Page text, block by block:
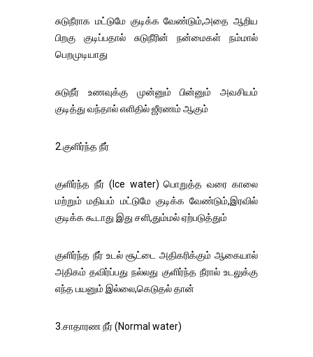
சுடுநீராக மட்டுமே குடிக்க வேண்டும்,அதை ஆறிய
பிறகு குடிப்பதால் சுடுநீரின் நன்மைகள் நம்மால்
பெறமுடியாது
சுடுநீர் உணவுக்கு முன்னும் பின்னும் அவசியம்
குடித்து வந்தால் எளிதில் ஜீரணம் ஆகும்
2.குளிர்ந்த நீர்
குளிர்ந்த நீர் (Ice water) பொறுத்த வரை காலை
மற்றும் மதியம் மட்டுமே குடிக்க வேண்டும்,இரவில்
குடிக்க கூடாது இது சளி,தும்மல் ஏற்படுத்தும்
குளிர்ந்த நீர் உடல் சூட்டை அதிகரிக்கும் ஆகையால்
அதிகம் தவிர்ப்பது நல்லது குளிர்ந்த நீரால் உடலுக்கு
எந்த பயனும் இல்லை,கெடுதல் தான்
3.சாதாரண நீர் (Normal water)